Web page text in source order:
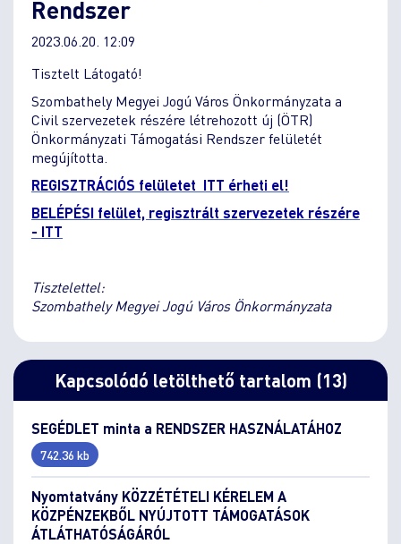
Rendszer
2023.06.20. 12:09
Tisztelt Látogató!
Szombathely Megyei Jogú Város Önkormányzata a
Civil szervezetek részére létrehozott új (ÖTR)
Önkormányzati Támogatási Rendszer felületét
megújította.
REGISZTRÁCIÓS felületet ITT érheti el!
BELÉPÉSI felület, regisztrált szervezetek részére
- ITT
Tisztelettel:
Szombathely Megyei Jogú Város Önkormányzata
Kapcsolódó letölthető tartalom (13)
SEGÉDLET minta a RENDSZER HASZNÁLATÁHOZ
742.36 kb
Nyomtatvány KÖZZÉTÉTELI KÉRELEM A
KÖZPÉNZEKBŐL NYÚJTOTT TÁMOGATÁSOK
ÁTLÁTHATÓSÁGÁRÓL